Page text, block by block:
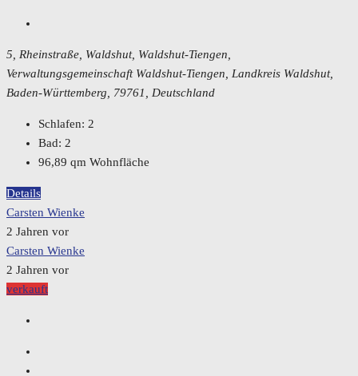
5, Rheinstraße, Waldshut, Waldshut-Tiengen,
Verwaltungsgemeinschaft Waldshut-Tiengen, Landkreis Waldshut,
Baden-Württemberg, 79761, Deutschland
Schlafen: 2
Bad: 2
96,89 qm Wohnfläche
Details
Carsten Wienke
2 Jahren vor
Carsten Wienke
2 Jahren vor
verkauft